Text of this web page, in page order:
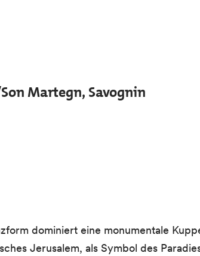
Martegn, Savognin
dominiert eine monumentale
Jerusalem, als Symbol des